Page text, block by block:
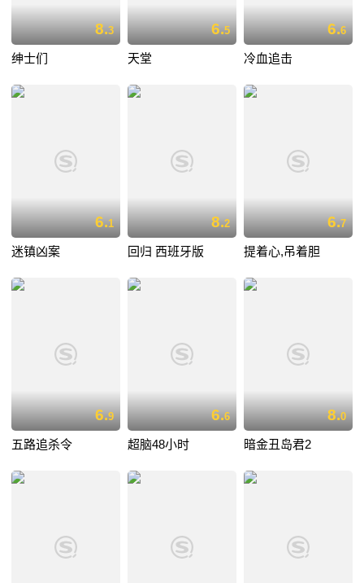
8.3
绅士们
6.5
天堂
6.6
冷血追击
6.1
迷镇凶案
8.2
回归 西班牙版
6.7
提着心,吊着胆
6.9
五路追杀令
6.6
超脑48小时
8.0
暗金丑岛君2